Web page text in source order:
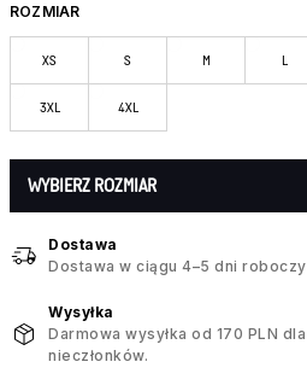
ROZMIAR
XS S M L
3XL 4XL
WYBIERZ ROZMIAR
Dostawa
Dostawa w ciągu 4–5 dni
Wysyłka
Darmowa wysyłka od 170 PLN
nieczłonków.